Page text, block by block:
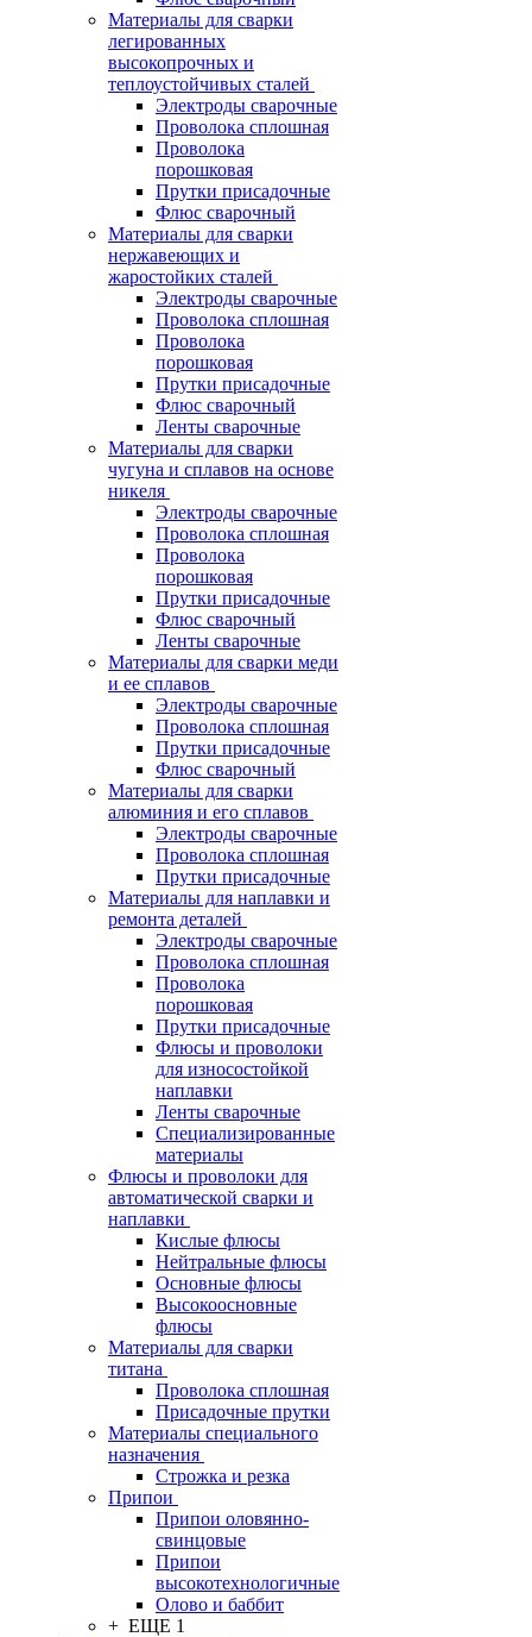
Материалы для сварки
легированных
высокопрочных и
теплоустойчивых сталей
Электроды сварочные
Проволока сплошная
Проволока
порошковая
Прутки присадочные
Флюс сварочный
Материалы для сварки
нержавеющих и
жаростойких сталей
Электроды сварочные
Проволока сплошная
Проволока
порошковая
Прутки присадочные
Флюс сварочный
Ленты сварочные
Материалы для сварки
чугуна и сплавов на основе
никеля
Электроды сварочные
Проволока сплошная
Проволока
порошковая
Прутки присадочные
Флюс сварочный
Ленты сварочные
Материалы для сварки меди
и ее сплавов
Электроды сварочные
Проволока сплошная
Прутки присадочные
Флюс сварочный
Материалы для сварки
алюминия и его сплавов
Электроды сварочные
Проволока сплошная
Прутки присадочные
Материалы для наплавки и
ремонта деталей
Электроды сварочные
Проволока сплошная
Проволока
порошковая
Прутки присадочные
Флюсы и проволоки
для износостойкой
наплавки
Ленты сварочные
Специализированные
материалы
Флюсы и проволоки для
автоматической сварки и
наплавки
Кислые флюсы
Нейтральные флюсы
Основные флюсы
Высокоосновные
флюсы
Материалы для сварки
титана
Проволока сплошная
Присадочные прутки
Материалы специального
назначения
Строжка и резка
Припои
Припои оловянно-
свинцовые
Припои
высокотехнологичные
Олово и баббит
+ ЕЩЕ 1